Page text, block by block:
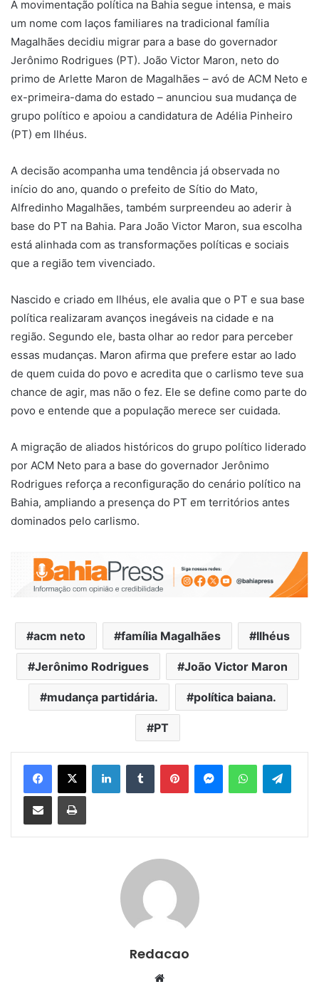
A movimentação política na Bahia segue intensa, e mais
um nome com laços familiares na tradicional família
Magalhães decidiu migrar para a base do governador
Jerônimo Rodrigues (PT). João Victor Maron, neto do
primo de Arlette Maron de Magalhães – avó de ACM Neto e
ex-primeira-dama do estado – anunciou sua mudança de
grupo político e apoiou a candidatura de Adélia Pinheiro
(PT) em Ilhéus.
A decisão acompanha uma tendência já observada no
início do ano, quando o prefeito de Sítio do Mato,
Alfredinho Magalhães, também surpreendeu ao aderir à
base do PT na Bahia. Para João Victor Maron, sua escolha
está alinhada com as transformações políticas e sociais
que a região tem vivenciado.
Nascido e criado em Ilhéus, ele avalia que o PT e sua base
política realizaram avanços inegáveis na cidade e na
região. Segundo ele, basta olhar ao redor para perceber
essas mudanças. Maron afirma que prefere estar ao lado
de quem cuida do povo e acredita que o carlismo teve sua
chance de agir, mas não o fez. Ele se define como parte do
povo e entende que a população merece ser cuidada.
A migração de aliados históricos do grupo político liderado
por ACM Neto para a base do governador Jerônimo
Rodrigues reforça a reconfiguração do cenário político na
Bahia, ampliando a presença do PT em territórios antes
dominados pelo carlismo.
acm neto família Magalhães Ilhéus
Jerônimo Rodrigues João Victor Maron
mudança partidária. política baiana.
PT
Redacao